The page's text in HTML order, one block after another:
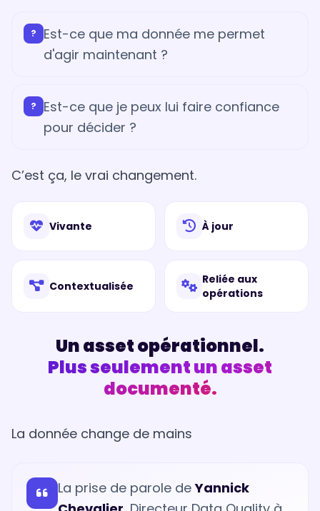
?
Est-ce que ma donnée me permet
d'agir maintenant ?
?
Est-ce que je peux lui faire confiance
pour décider ?
C’est ça, le vrai changement.
Vivante À jour
Contextualisée
Reliée aux
opérations
Un asset opérationnel.
Plus seulement un asset
documenté.
La donnée change de mains
La prise de parole deYannick